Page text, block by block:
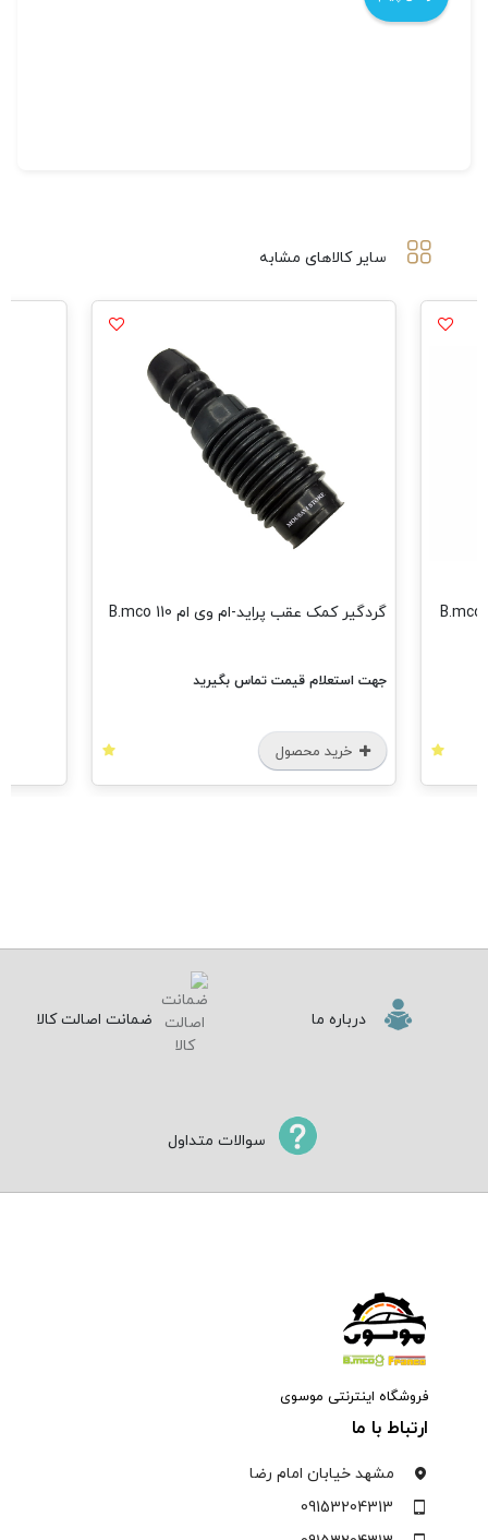
سایر کالاهای مشابه
گردگیر کمک عقب پراید-ام وی ام 110 B.mco
جهت استعلام قیمت تماس بگیرید
خرید محصول
درباره ما ضمانت اصالت کالا
سوالات متداول
فروشگاه اینترنتی موسوی
ارتباط با ما
مشهد خیابان امام رضا
09153204313